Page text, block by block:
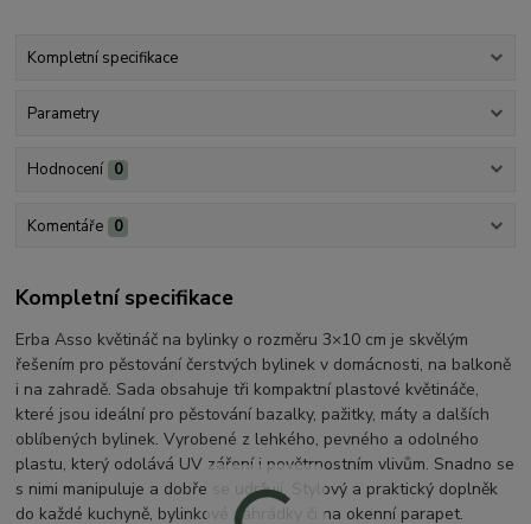
Kompletní specifikace
Parametry
Hodnocení 0
Komentáře 0
Kompletní specifikace
Erba Asso květináč na bylinky o rozměru 3×10 cm je skvělým
řešením pro pěstování čerstvých bylinek v domácnosti, na balkoně
i na zahradě. Sada obsahuje tři kompaktní plastové květináče,
které jsou ideální pro pěstování bazalky, pažitky, máty a dalších
oblíbených bylinek. Vyrobené z lehkého, pevného a odolného
plastu, který odolává UV záření i povětrnostním vlivům. Snadno se
s nimi manipuluje a dobře se udržují. Stylový a praktický doplněk
do každé kuchyně, bylinkové zahrádky či na okenní parapet.